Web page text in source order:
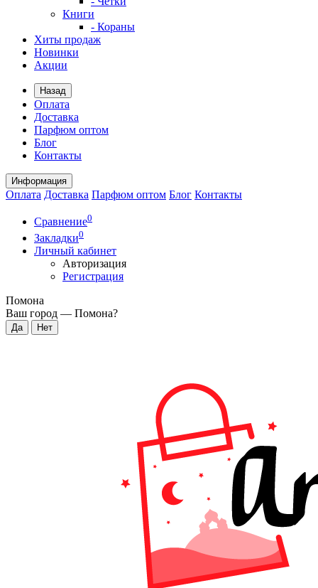
Книги
- Кораны
Хиты продаж
Новинки
Акции
Назад
Оплата
Доставка
Парфюм оптом
Блог
Контакты
Информация
Оплата Доставка Парфюм оптом Блог Контакты
Сравнение0
Закладки0
Личный кабинет
Авторизация
Регистрация
Помона
Ваш город — Помона?